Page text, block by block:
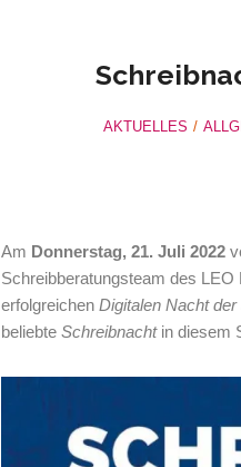
AKTUELLES
Am Donnerstag, 21. Juli 2022
Schreibberatungsteam des LEO
erfolgreichen Digitalen Nacht
beliebte Schreibnachtin diesem